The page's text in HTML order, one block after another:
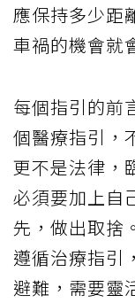
應保持多少距
車禍的機會就
每個指引的前
個醫療指引，
更不是法律，
必須要加上自
先，做出取捨
遵循治療指引
避難，需要靈